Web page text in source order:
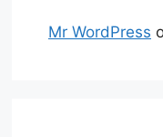
Mr WordPress